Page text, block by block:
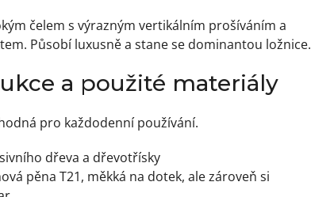
čelem s výrazným vertikálním prošíváním a
Působí luxusně a stane se dominantou ložnice.
a použité materiály
pro každodenní používání.
dřeva a dřevotřísky
pěna T21, měkká na dotek, ale zároveň si